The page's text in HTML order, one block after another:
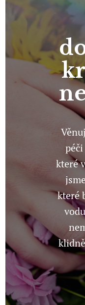
které
které